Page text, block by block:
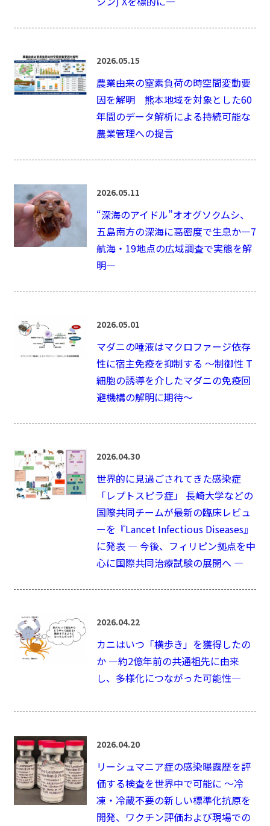
2026.05.15
農業由来の窒素負荷の時空間変動要
因を解明 熊本地域を対象とした60
年間のデータ解析による持続可能な
農業管理への提言
2026.05.11
“深海のアイドル”オオグソクムシ、
五島南方の深海に高密度で生息か―7
航海・19地点の広域調査で実態を解
明―
2026.05.01
マダニの唾液はマクロファージ依存
性に宿主免疫を抑制する ～制御性 T
細胞の誘導を介したマダニの免疫回
避機構の解明に期待～
2026.04.30
世界的に見過ごされてきた感染症
「レプトスピラ症」 長崎大学などの
国際共同チームが最新の臨床レビュ
ーを『Lancet Infectious Diseases』
に発表 ― 今後、フィリピン拠点を中
心に国際共同治療試験の展開へ ―
2026.04.22
カニはいつ「横歩き」を獲得したの
か ―約2億年前の共通祖先に由来
し、多様化につながった可能性―
2026.04.20
リーシュマニア症の感染曝露歴を評
価する検査を世界中で可能に ～冷
凍・冷蔵不要の新しい標準化抗原を
開発、ワクチン評価および現場での